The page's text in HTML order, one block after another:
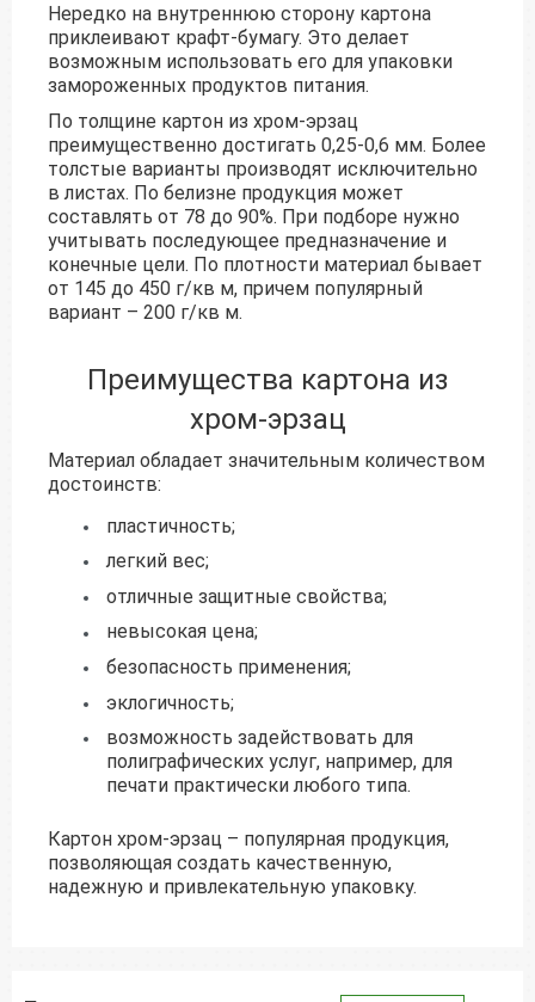
Нередко на внутреннюю сторону картона
приклеивают крафт-бумагу. Это делает
возможным использовать его для упаковки
замороженных продуктов питания.
По толщине картон из хром-эрзац
преимущественно достигать 0,25-0,6 мм. Более
толстые варианты производят исключительно
в листах. По белизне продукция может
составлять от 78 до 90%. При подборе нужно
учитывать последующее предназначение и
конечные цели. По плотности материал бывает
от 145 до 450 г/кв м, причем популярный
вариант – 200 г/кв м.
Преимущества картона из
хром-эрзац
Материал обладает значительным количеством
достоинств:
пластичность;
легкий вес;
отличные защитные свойства;
невысокая цена;
безопасность применения;
эклогичность;
возможность задействовать для
полиграфических услуг, например, для
печати практически любого типа.
Картон хром-эрзац – популярная продукция,
позволяющая создать качественную,
надежную и привлекательную упаковку.